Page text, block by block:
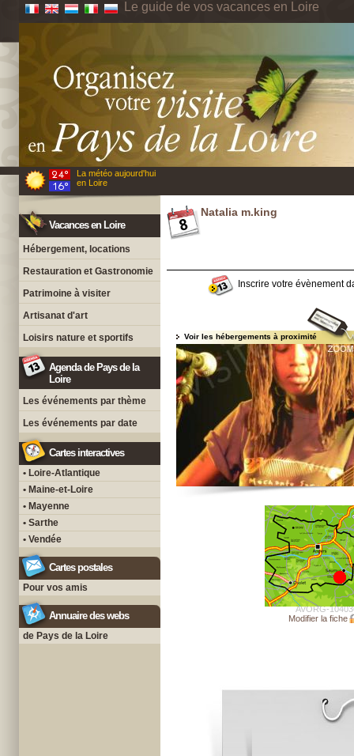
Le guide de vos vacances en Loire
La météo aujourd'hui
en Loire
Vacances en Loire
Hébergement, locations
Restauration et Gastronomie
Patrimoine à visiter
Artisanat d'art
Loisirs nature et sportifs
Agenda de Pays de la
Loire
Les événements par thème
Les événements par date
Cartes interactives
• Loire-Atlantique
• Maine-et-Loire
• Mayenne
• Sarthe
• Vendée
Cartes postales
Pour vos amis
Annuaire des webs
de Pays de la Loire
Natalia m.king
Inscrire votre évènement
Voir les hébergements à proximité
AVORG-
Modifier la fiche